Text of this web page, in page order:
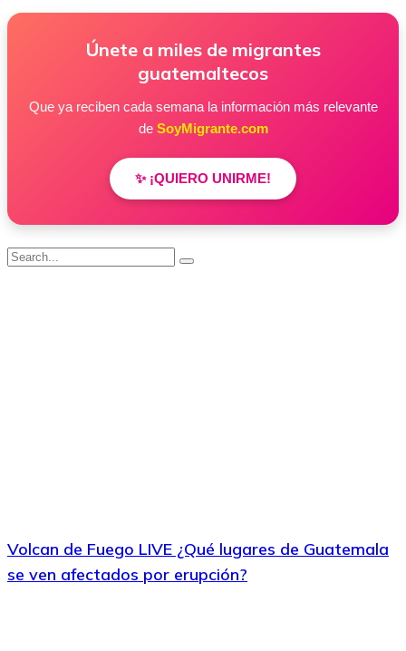
Únete a miles de migrantes
guatemaltecos
Que ya reciben cada semana la información más relevante
de SoyMigrante.com
✨ ¡QUIERO UNIRME!
Volcan de Fuego LIVE ¿Qué lugares de Guatemala
se ven afectados por erupción?